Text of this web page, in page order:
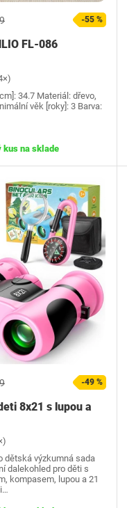
-55 %
FL-086
34.7 Materiál: dřevo,
věk [roky]: 3 Barva:
kus na sklade
-49 %
8x21 s lupou a
dětská výzkumná sada
dalekohled pro děti s
kompasem, lupou a 21